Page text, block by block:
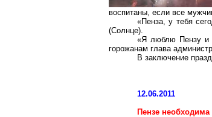
воспитаны, если все
«Пенза, у тебя
(Солнце).
«Я люблю Пензу и
горожанам глава
В заключение
12.06.2011
Пензе